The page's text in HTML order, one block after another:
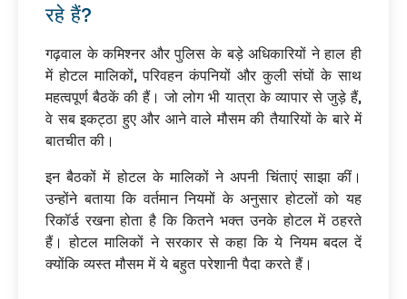
रहे हैं?
गढ़वाल के कमिश्नर और पुलिस के बड़े अधिकारियों ने हाल ही
में होटल मालिकों, परिवहन कंपनियों और कुली संघों के साथ
महत्वपूर्ण बैठकें की हैं। जो लोग भी यात्रा के व्यापार से जुड़े हैं,
वे सब इकट्ठा हुए और आने वाले मौसम की तैयारियों के बारे में
बातचीत की।
इन बैठकों में होटल के मालिकों ने अपनी चिंताएं साझा कीं।
उन्होंने बताया कि वर्तमान नियमों के अनुसार होटलों को यह
रिकॉर्ड रखना होता है कि कितने भक्त उनके होटल में ठहरते
हैं। होटल मालिकों ने सरकार से कहा कि ये नियम बदल दें
क्योंकि व्यस्त मौसम में ये बहुत परेशानी पैदा करते हैं।